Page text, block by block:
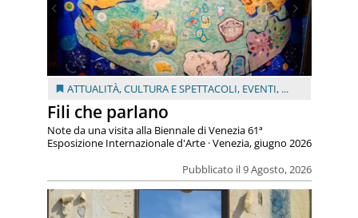
ATTUALITÀ,CULTURA E SPETTACOLI, EVENTI, ...
Fili che parlano
Pubblicato il 9 Agosto, 2026
Note da una visita alla Biennale di Venezia 61ª
Esposizione Internazionale d'Arte · Venezia, giugno 2026